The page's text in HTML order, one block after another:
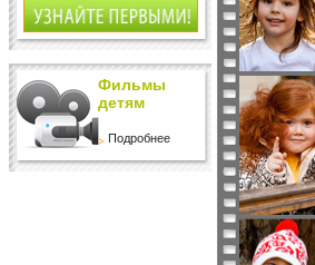
Фильмы
детям
Подробнее